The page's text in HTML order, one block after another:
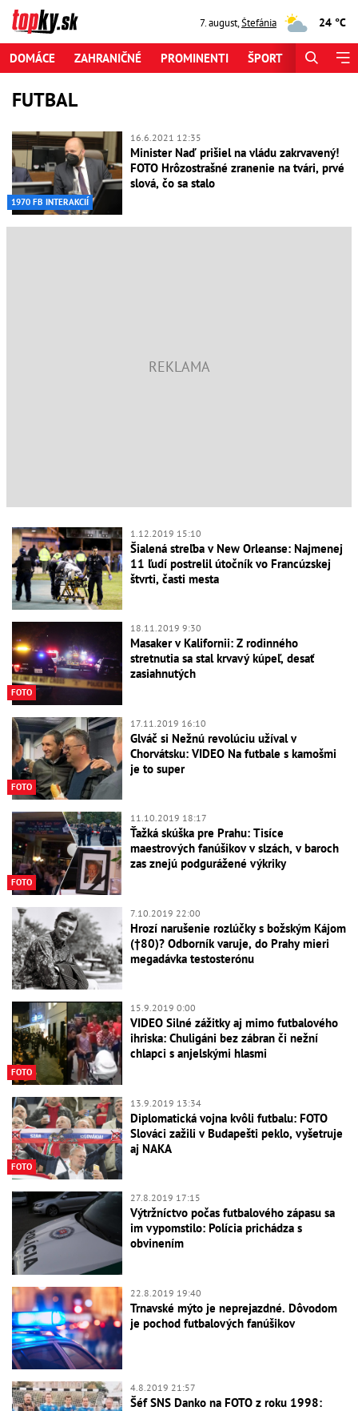
7. august,Štefánia 24 °C
DOMÁCE ZAHRANIČNÉ PROMINENTI ŠPORT
FUTBAL
1970 FB INTERAKCIÍ
16.6.2021 12:35
Minister Naď prišiel na vládu zakrvavený!
FOTO Hrôzostrašné zranenie na tvári, prvé
slová, čo sa stalo
1.12.2019 15:10
Šialená streľba v New Orleanse: Najmenej
11 ľudí postrelil útočník vo Francúzskej
štvrti, časti mesta
FOTO
18.11.2019 9:30
Masaker v Kalifornii: Z rodinného
stretnutia sa stal krvavý kúpeľ, desať
zasiahnutých
FOTO
17.11.2019 16:10
Glváč si Nežnú revolúciu užíval v
Chorvátsku: VIDEO Na futbale s kamošmi
je to super
FOTO
11.10.2019 18:17
Ťažká skúška pre Prahu: Tisíce
maestrových fanúšikov v slzách, v baroch
zas znejú podgurážené výkriky
7.10.2019 22:00
Hrozí narušenie rozlúčky s božským Kájom
(†80)? Odborník varuje, do Prahy mieri
megadávka testosterónu
FOTO
15.9.2019 0:00
VIDEO Silné zážitky aj mimo futbalového
ihriska: Chuligáni bez zábran či nežní
chlapci s anjelskými hlasmi
FOTO
13.9.2019 13:34
Diplomatická vojna kvôli futbalu: FOTO
Slováci zažili v Budapešti peklo, vyšetruje
aj NAKA
27.8.2019 17:15
Výtržníctvo počas futbalového zápasu sa
im vypomstilo: Polícia prichádza s
obvinením
22.8.2019 19:40
Trnavské mýto je neprejazdné. Dôvodom
je pochod futbalových fanúšikov
4.8.2019 21:57
Šéf SNS Danko na FOTO z roku 1998: